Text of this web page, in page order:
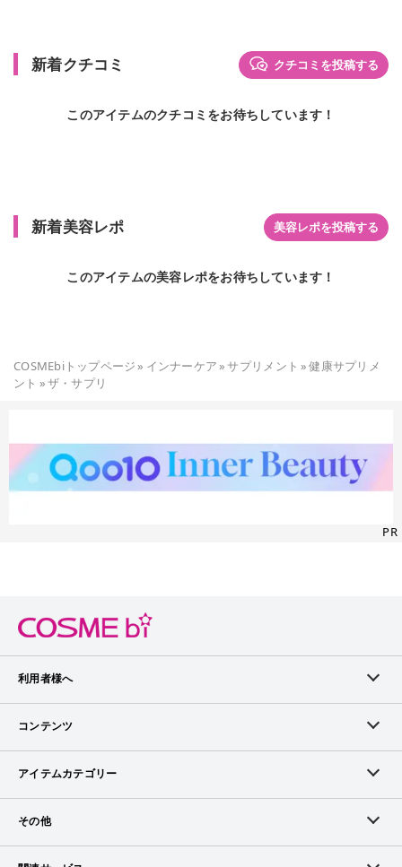
新着クチコミ クチコミを投稿する
このアイテムのクチコミをお待ちしています！
新着美容レポ 美容レポを投稿する
このアイテムの美容レポをお待ちしています！
COSMEbiトップページ» インナーケア»サプリメント »健康サプリメ
ント »ザ・サプリ
PR
利用者様へ
メンバーログイン
メンバー会員について
アイテム掲載リクエスト
コンテンツ
ランキング
ブランドから探す
アイテムカテゴリー
スキンケア
その他
お問い合わせ（ブランド様）